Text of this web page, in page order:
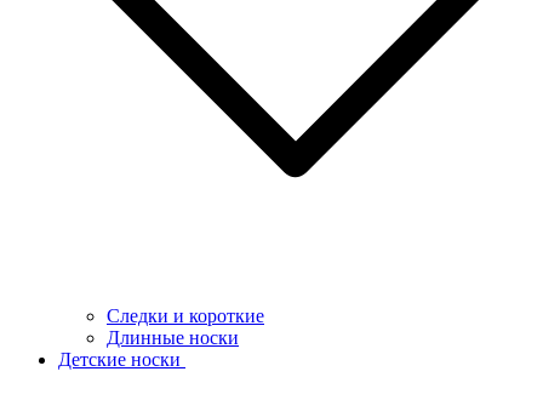
Следки и короткие
Длинные носки
Детские носки